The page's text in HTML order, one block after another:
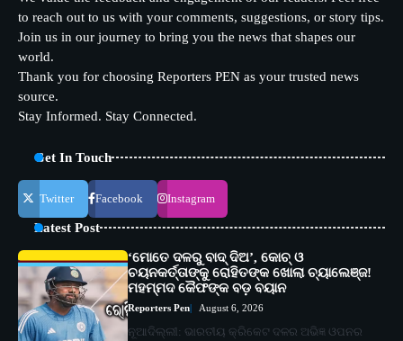
to reach out to us with your comments, suggestions, or story tips.
Join us in our journey to bring you the news that shapes our
world.
Thank you for choosing Reporters PEN as your trusted news
source.
Stay Informed. Stay Connected.
Get In Touch
Twitter Facebook Instagram
Latest Post
‘ମୋତେ ଦଳରୁ ବାଦ୍ ଦିଅ’, କୋଚ୍ ଓ
ଚୟନକର୍ତ୍ତାଙ୍କୁ ରୋହିତଙ୍କ ଖୋଲା ଚ୍ୟାଲେଞ୍ଜ!
ମହମ୍ମଦ କୈଫଙ୍କ ବଡ଼ ବୟାନ
Reporters Pen August 6, 2026
ନୂଆଦିଲ୍ଲୀ: ଭାରତୀୟ କ୍ରିକେଟ ଦଳର ଅଭିଜ୍ଞ ଓପନର